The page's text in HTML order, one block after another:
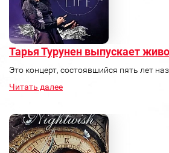
Тарья Турунен выпускает
Это концерт, состоявшийся пять лет
Читать далее